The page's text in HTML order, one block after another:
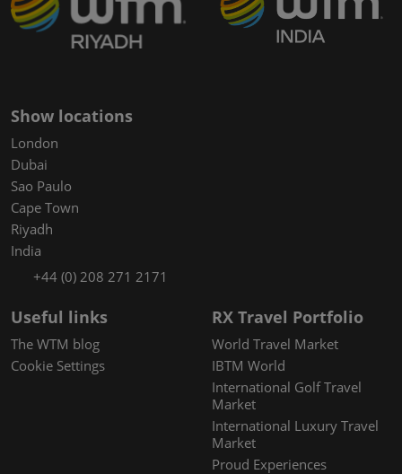
Show locations
London
Dubai
Sao Paulo
Cape Town
Riyadh
India
+44 (0) 208 271 2171
Useful links
The WTM blog
Cookie Settings
RX Travel Portfolio
World Travel Market
IBTM World
International Golf Travel
Market
International Luxury Travel
Market
Proud Experiences